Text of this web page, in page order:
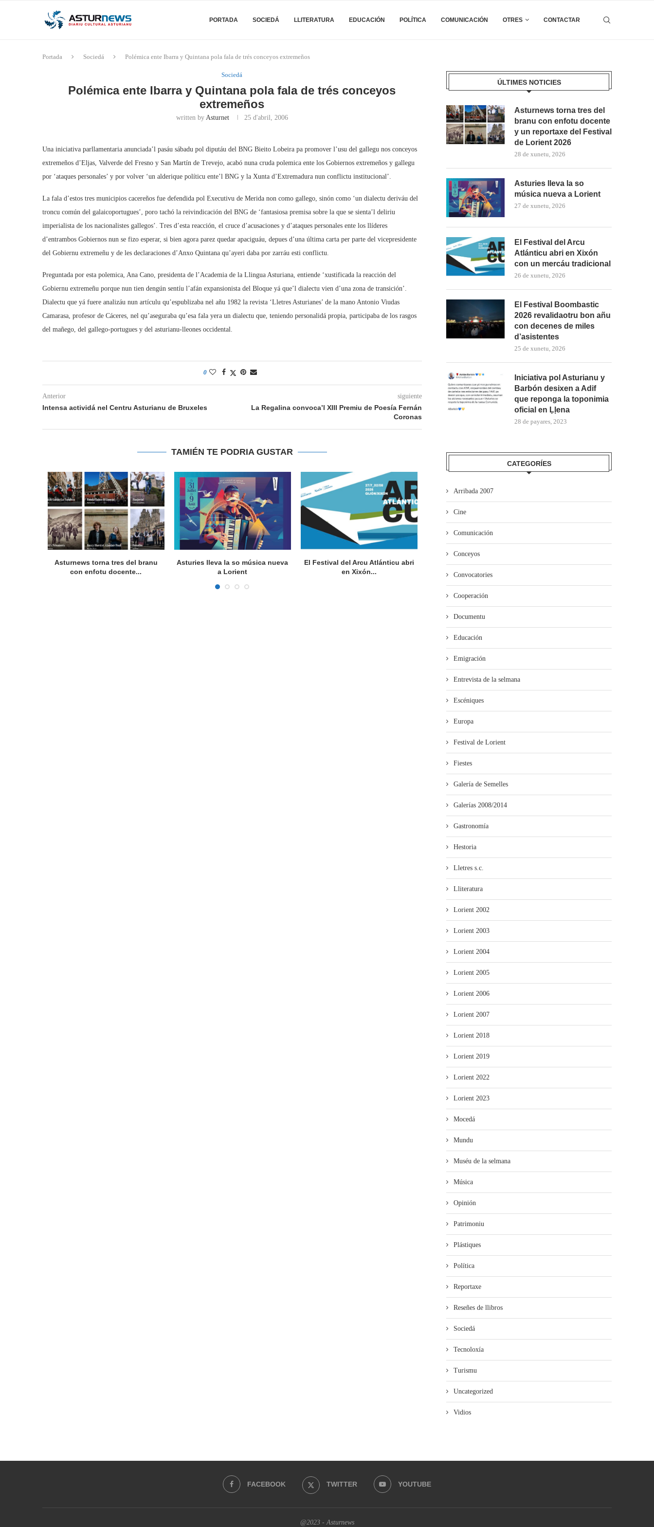
PORTADA SOCIEDÁ LLITERATURA EDUCACIÓN POLÍTICA COMUNICACIÓN OTRES CONTACTAR
Portada Sociedá Polémica ente Ibarra y Quintana pola fala de trés conceyos extremeños
Sociedá
Polémica ente Ibarra y Quintana pola fala de trés conceyos
extremeños
written by Asturnet 25 d'abril, 2006
Una iniciativa parllamentaria anunciada’l pasáu sábadu pol diputáu del BNG Bieito Lobeira pa promover l’usu del gallegu nos conceyos
extremeños d’Eljas, Valverde del Fresno y San Martín de Trevejo, acabó nuna cruda polemica ente los Gobiernos extremeños y gallegu
por ‘ataques personales’ y por volver ‘un alderique políticu ente’l BNG y la Xunta d’Extremadura nun conflictu institucional’.
La fala d’estos tres municipios cacereños fue defendida pol Executivu de Merida non como gallego, sinón como ‘un dialectu deriváu del
troncu común del galaicoportugues’, poro tachó la reivindicación del BNG de ‘fantasiosa premisa sobre la que se sienta’l deliriu
imperialista de los nacionalistes gallegos’. Tres d’esta reacción, el cruce d’acusaciones y d’ataques personales ente los llíderes
d’entrambos Gobiernos nun se fizo esperar, si bien agora parez quedar apaciguáu, depues d’una última carta per parte del vicepresidente
del Gobiernu extremeñu y de les declaraciones d’Anxo Quintana qu’ayeri daba por zarráu esti conflictu.
Preguntada por esta polemica, Ana Cano, presidenta de l’Academia de la Llingua Asturiana, entiende ‘xustificada la reacción del
Gobiernu extremeñu porque nun tien dengún sentíu l’afán expansionista del Bloque yá que’l dialectu vien d’una zona de transición’.
Dialectu que yá fuere analizáu nun artículu qu’espublizaba nel añu 1982 la revista ‘Lletres Asturianes’ de la mano Antonio Viudas
Camarasa, profesor de Cáceres, nel qu’aseguraba qu’esa fala yera un dialectu que, teniendo personalidá propia, participaba de los rasgos
del mañego, del gallego-portugues y del asturianu-lleones occidental.
0
Anterior
Intensa actividá nel Centru Asturianu de Bruxeles
siguiente
La Regalina convoca’l XIII Premiu de Poesía Fernán
Coronas
TAMIÉN TE PODRIA GUSTAR
Asturnews torna tres del branu
con enfotu docente...
Asturies lleva la so música nueva
a Lorient
El Festival del Arcu Atlánticu abri
en Xixón...
revalidaotru bon añu con...
ÚLTIMES NOTICIES
Asturnews torna tres del
branu con enfotu docente
y un reportaxe del Festival
de Lorient 2026
28 de xunetu, 2026
Asturies lleva la so
música nueva a Lorient
27 de xunetu, 2026
El Festival del Arcu
Atlánticu abri en Xixón
con un mercáu tradicional
26 de xunetu, 2026
El Festival Boombastic
2026 revalidaotru bon añu
con decenes de miles
d’asistentes
25 de xunetu, 2026
Iniciativa pol Asturianu y
Barbón desixen a Adif
que reponga la toponimia
oficial en Ḷḷena
28 de payares, 2023
CATEGORÍES
Arribada 2007
Cine
Comunicación
Conceyos
Convocatories
Cooperación
Documentu
Educación
Emigración
Entrevista de la selmana
Escéniques
Europa
Festival de Lorient
Fiestes
Galería de Semelles
Galerías 2008/2014
Gastronomía
Hestoria
Lletres s.c.
Lliteratura
Lorient 2002
Lorient 2003
Lorient 2004
Lorient 2005
Lorient 2006
Lorient 2007
Lorient 2018
Lorient 2019
Lorient 2022
Lorient 2023
Mocedá
Mundu
Muséu de la selmana
Música
Opinión
Patrimoniu
Plástiques
Política
Reportaxe
Reseñes de llibros
Sociedá
Tecnoloxía
Turismu
Uncategorized
Vidios
FACEBOOK TWITTER YOUTUBE
@2023 - Asturnews